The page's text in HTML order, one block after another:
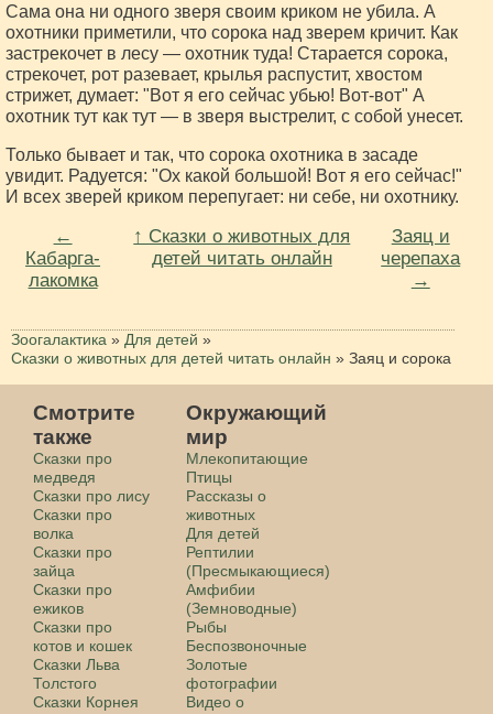
Сама она ни одного зверя своим криком не убила. А
охотники приметили, что сорока над зверем кричит. Как
застрекочет в лесу — охотник туда! Старается сорока,
стрекочет, рот разевает, крылья распустит, хвостом
стрижет, думает: "Вот я его сейчас убью! Вот-вот" А
охотник тут как тут — в зверя выстрелит, с собой унесет.
Только бывает и так, что сорока охотника в засаде
увидит. Радуется: "Ох какой большой! Вот я его сейчас!"
И всех зверей криком перепугает: ни себе, ни охотнику.
←
Кабарга-
лакомка
↑ Сказки о животных для
детей читать онлайн
Заяц и
черепаха
→
Зоогалактика » Для детей »
Сказки о животных для детей читать онлайн » Заяц и сорока
Смотрите
также
Сказки про
медведя
Сказки про лису
Сказки про
волка
Сказки про
зайца
Сказки про
ежиков
Сказки про
котов и кошек
Сказки Льва
Толстого
Сказки Корнея
Окружающий
мир
Млекопитающие
Птицы
Рассказы о
животных
Для детей
Рептилии
(Пресмыкающиеся)
Амфибии
(Земноводные)
Рыбы
Беспозвоночные
Золотые
фотографии
Видео о